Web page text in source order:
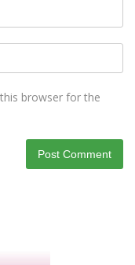
browser for the